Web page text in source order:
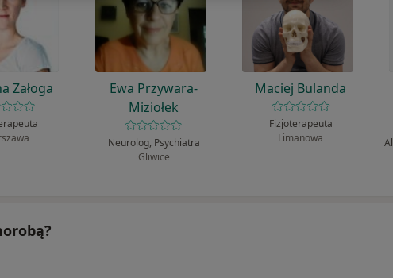
Załoga
Ewa Przywara-
Miziołek
Neurolog, Psychiatra
Gliwice
Maciej Bulanda
Fizjoterapeuta
Limanowa